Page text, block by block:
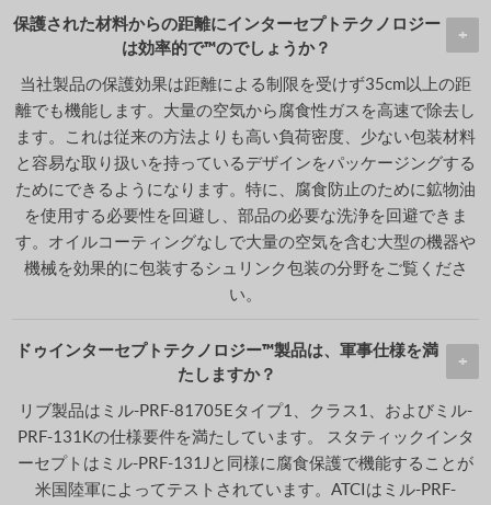
保護された材料からの距離にインターセプトテクノロジー
は効率的で™のでしょうか？
当社製品の保護効果は距離による制限を受けず35cm以上の距
離でも機能します。大量の空気から腐食性ガスを高速で除去し
ます。これは従来の方法よりも高い負荷密度、少ない包装材料
と容易な取り扱いを持っているデザインをパッケージングする
ためにできるようになります。特に、腐食防止のために鉱物油
を使用する必要性を回避し、部品の必要な洗浄を回避できま
す。オイルコーティングなしで大量の空気を含む大型の機器や
機械を効果的に包装するシュリンク包装の分野をご覧くださ
い。
ドゥインターセプトテクノロジー™製品は、軍事仕様を満
たしますか？
リブ製品はミル-PRF-81705Eタイプ1、クラス1、およびミル-
PRF-131Kの仕様要件を満たしています。 スタティックインタ
ーセプトはミル-PRF-131Jと同様に腐食保護で機能することが
米国陸軍によってテストされています。ATCIはミル-PRF-